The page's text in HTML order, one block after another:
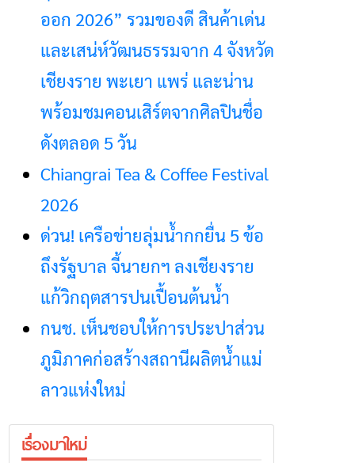
ออก 2026” รวมของดี สินค้าเด่น
และเสน่ห์วัฒนธรรมจาก 4 จังหวัด
เชียงราย พะเยา แพร่ และน่าน
พร้อมชมคอนเสิร์ตจากศิลปินชื่อ
ดังตลอด 5 วัน
Chiangrai Tea & Coffee Festival
2026
ด่วน! เครือข่ายลุ่มน้ำกกยื่น 5 ข้อ
ถึงรัฐบาล จี้นายกฯ ลงเชียงราย
แก้วิกฤตสารปนเปื้อนต้นน้ำ
กนช. เห็นชอบให้การประปาส่วน
ภูมิภาคก่อสร้างสถานีผลิตน้ำแม่
ลาวแห่งใหม่
เรื่องมาใหม่